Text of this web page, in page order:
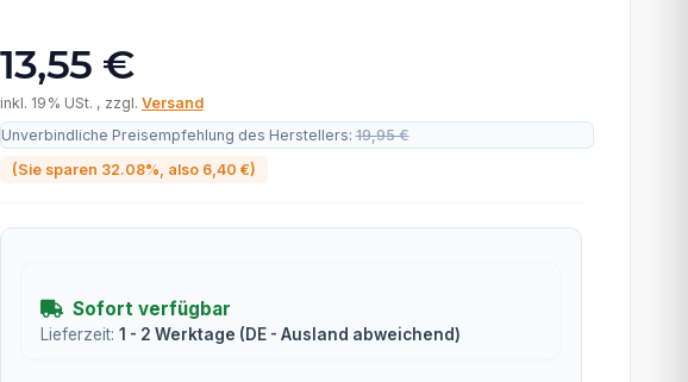
13,55 €
inkl. 19% USt. , zzgl. Versand
Unverbindliche Preisempfehlung des Herstellers:19,95 €
(Sie sparen 32.08% , also 6,40 €)
Sofort verfügbar
Lieferzeit: 1 - 2 Werktage (DE - Ausland abweichend)